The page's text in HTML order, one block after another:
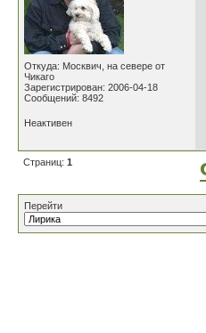
Откуда: Москвич, на севере от
Чикаго
Зарегистрирован: 2006-04-18
Сообщений: 8492
Неактивен
Страниц: 1
Перейти